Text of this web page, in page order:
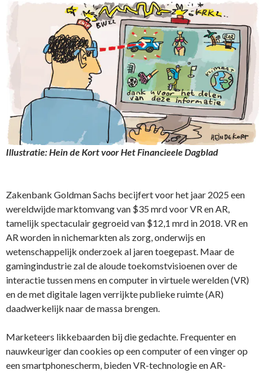
Illustratie: Hein de Kort voor Het Financieele Dagblad
Zakenbank Goldman Sachs becijfert voor het jaar 2025 een
wereldwijde marktomvang van $35 mrd voor VR en AR,
tamelijk spectaculair gegroeid van $12,1 mrd in 2018. VR en
AR worden in nichemarkten als zorg, onderwijs en
wetenschappelijk onderzoek al jaren toegepast. Maar de
gamingindustrie zal de aloude toekomstvisioenen over de
interactie tussen mens en computer in virtuele werelden (VR)
en de met digitale lagen verrijkte publieke ruimte (AR)
daadwerkelijk naar de massa brengen.
Marketeers likkebaarden bij die gedachte. Frequenter en
nauwkeuriger dan cookies op een computer of een vinger op
een smartphonescherm, bieden VR-technologie en AR-